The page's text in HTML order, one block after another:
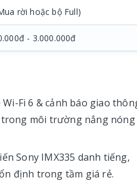
rời hoặc bộ Full)
- 3.000.000đ
Fi 6 & cảnh báo giao
môi trường nắng nóng
Sony IMX335 danh tiếng,
định trong tầm giá rẻ.